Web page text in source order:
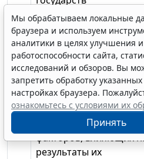
39.
Разработка механизма
оценки конечных
социально значимых
результатов
деятельности органов
внутренних дел с
учетом объективно
существующих
факторов, влияющих
результаты их
Мы обрабатываем локальные
браузера и используем
аналитики в целях улучшения
работоспособности сайта,
исследований и обзоров. Вы
запретить обработку
настройках браузера.
ознакомьтесь с условиями их
Принять